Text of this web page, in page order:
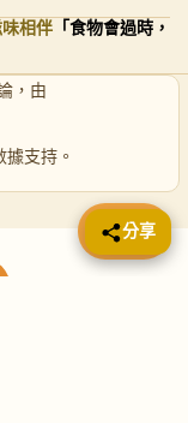
相伴 「食物會過時，
，由
支持。
📤 分享
分享